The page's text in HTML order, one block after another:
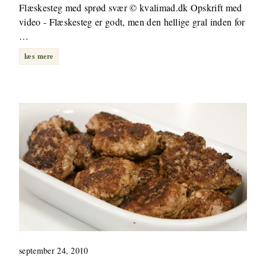
Flæskesteg med sprød svær © kvalimad.dk Opskrift med
video - Flæskesteg er godt, men den hellige gral inden for
…
læs mere
september 24, 2010